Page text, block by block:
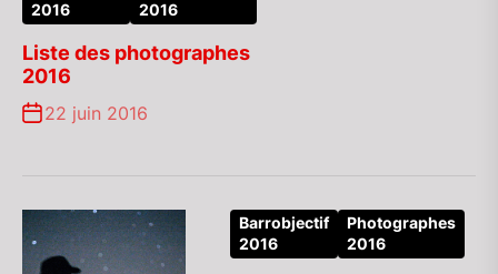
2016
2016
Liste des photographes
2016
22 juin 2016
Barrobjectif
2016
Photographes
2016